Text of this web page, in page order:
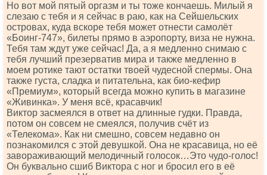
Но вот мой пятый оргазм и ты тоже кончаешь. Милый я
слезаю с тебя и я сейчас в раю, как на Сейшельских
островах, куда вскоре тебя может отнести самолёт
«Боинг-747», билеты прямо в аэропорту, виза не нужна.
Тебя там ждут уже сейчас! Да, а я медленно снимаю с
тебя лучший презерватив мира и также медленно в
моем ротике тают остатки твоей чудесной спермы. Она
также густа, сладка и питательна, как био-кефир
«Премиум», который всегда можно купить в магазине
«Живинка». У меня всё, красавчик!
Виктор засмеялся в ответ на длинные гудки. Правда,
потом он совсем не смеялся, получив счёт из
«Телекома». Как ни смешно, совсем недавно он
познакомился с этой девушкой. Она не красавица, но её
завораживающий мелодичный голосок…Это чудо-голос!
Он буквально сшиб Виктора с ног и бросил его в её